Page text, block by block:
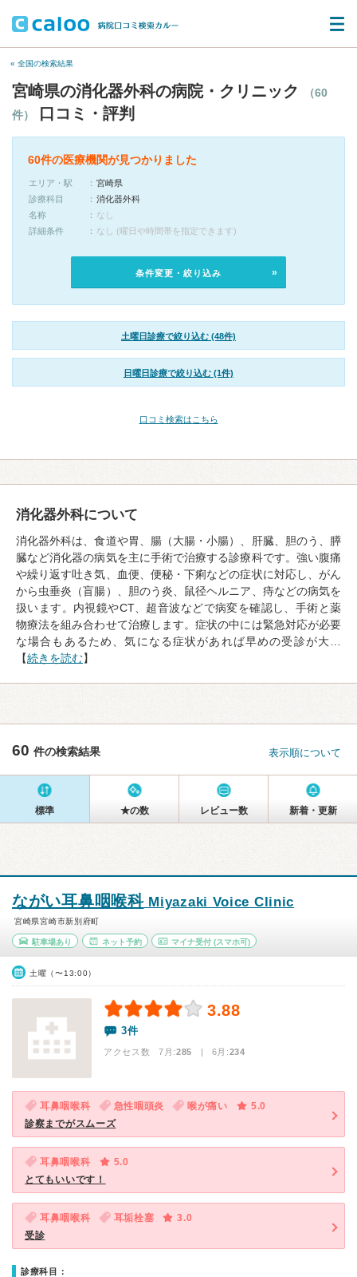
« 全国の検索結果
宮崎県の消化器外科の病院・クリニック
（60
件）
口コミ・評判
60件の医療機関が見つかりました
エリア・駅
宮崎県
診療科目
消化器外科
名称
なし
詳細条件
なし (曜日や時間帯を指定できます)
条件変更・絞り込み
土曜日診療で絞り込む (48件)
日曜日診療で絞り込む (1件)
口コミ検索はこちら
消化器外科について
消化器外科は、食道や胃、腸（大腸・小腸）、肝臓、胆のう、膵
臓など消化器の病気を主に手術で治療する診療科です。強い腹痛
や繰り返す吐き気、血便、便秘・下痢などの症状に対応し、がん
から虫垂炎（盲腸）、胆のう炎、鼠径ヘルニア、痔などの病気を
扱います。内視鏡やCT、超音波などで病変を確認し、手術と薬
物療法を組み合わせて治療します。症状の中には緊急対応が必要
な場合もあるため、気になる症状があれば早めの受診が大…
【続きを読む】
60 件の検索結果 表示順について
標準 ★の数 レビュー数 新着・更新
ながい耳鼻咽喉科Miyazaki Voice Clinic
宮崎県宮崎市新別府町
駐車場あり ネット予約 マイナ受付 (スマホ可)
土曜（〜13:00）
3.88
3件
アクセス数 7月:285 | 6月:234
耳鼻咽喉科 急性咽頭炎 喉が痛い
5.0
診察までがスムーズ
耳鼻咽喉科
5.0
とてもいいです！
耳鼻咽喉科 耳垢栓塞
3.0
受診
診療科目：